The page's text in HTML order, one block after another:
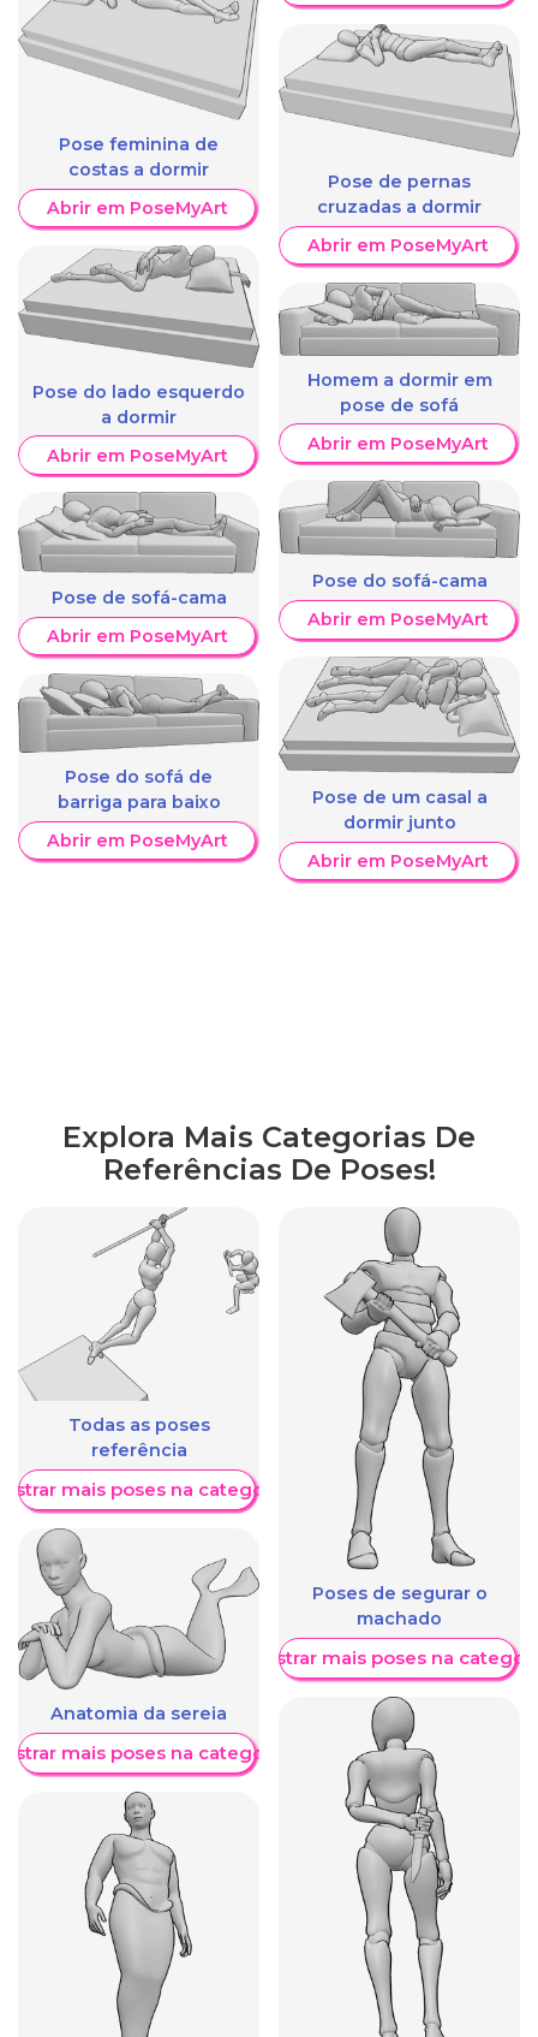
Pose feminina de
costas a dormir
Abrir em PoseMyArt
Pose do lado esquerdo
a dormir
Abrir em PoseMyArt
Pose de sofá-cama
Abrir em PoseMyArt
Pose do sofá de
barriga para baixo
Abrir em PoseMyArt
Pose de pernas
cruzadas a dormir
Abrir em PoseMyArt
Homem a dormir em
pose de sofá
Abrir em PoseMyArt
Pose do sofá-cama
Abrir em PoseMyArt
Pose de um casal a
dormir junto
Abrir em PoseMyArt
Explora Mais Categorias De
Referências De Poses!
Todas as poses
referência
mais poses na categoria
Anatomia da sereia
mais poses na categoria
Poses de segurar o
machado
Mostrar mais poses na